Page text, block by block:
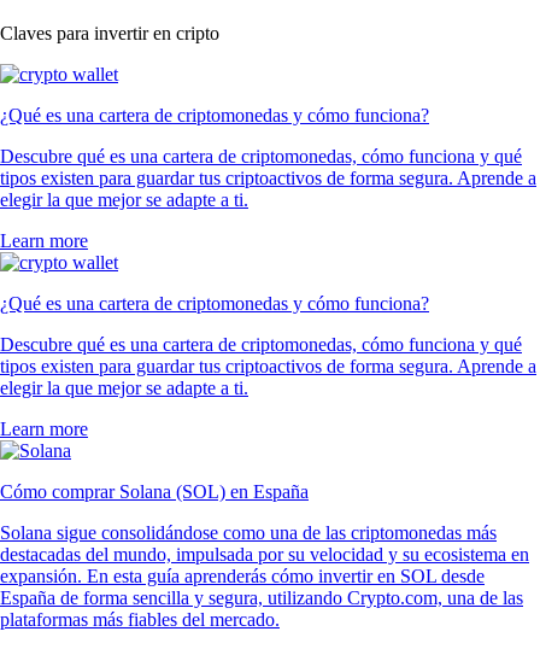
Claves para invertir en cripto
¿Qué es una cartera de criptomonedas y cómo funciona?
Descubre qué es una cartera de criptomonedas, cómo funciona y qué
tipos existen para guardar tus criptoactivos de forma segura. Aprende a
elegir la que mejor se adapte a ti.
Learn more
¿Qué es una cartera de criptomonedas y cómo funciona?
Descubre qué es una cartera de criptomonedas, cómo funciona y qué
tipos existen para guardar tus criptoactivos de forma segura. Aprende a
elegir la que mejor se adapte a ti.
Learn more
Cómo comprar Solana (SOL) en España
Solana sigue consolidándose como una de las criptomonedas más
destacadas del mundo, impulsada por su velocidad y su ecosistema en
expansión. En esta guía aprenderás cómo invertir en SOL desde
España de forma sencilla y segura, utilizando Crypto.com, una de las
plataformas más fiables del mercado.